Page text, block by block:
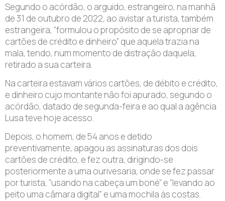
Segundo o acórdão, o arguido, estrangeiro, na manhã
de 31 de outubro de 2022, ao avistar a turista, também
estrangeira, “formulou o propósito de se apropriar de
cartões de crédito e dinheiro” que aquela trazia na
mala, tendo, num momento de distração daquela,
retirado a sua carteira.
Na carteira estavam vários cartões, de débito e crédito,
e dinheiro cujo montante não foi apurado, segundo o
acórdão, datado de segunda-feira e ao qual a agência
Lusa teve hoje acesso.
Depois, o homem, de 54 anos e detido
preventivamente, apagou as assinaturas dos dois
cartões de crédito, e fez outra, dirigindo-se
posteriormente a uma ourivesaria, onde se fez passar
por turista, “usando na cabeça um boné” e “levando ao
peito uma câmara digital” e uma mochila às costas.